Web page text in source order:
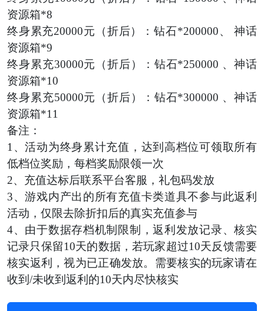
资源箱*8
终身累充20000元（折后）：钻石*200000、 神话
资源箱*9
终身累充30000元（折后）：钻石*250000 、神话
资源箱*10
终身累充50000元（折后）：钻石*300000 、神话
资源箱*11
备注：
1、活动为终身累计充值，达到高档位可领取所有
低档位奖励，每档奖励限领一次
2、充值达标后联系平台客服 ， 礼包码发放
3、游戏内产出的所有充值卡类道具不参与此返利
活动，仅限去除折扣后的真实充值参与
4、由于数据存档机制限制，返利发放记录、核实
记录只保留10天的数据，若玩家超过10天反馈需要
核实返利，视为已正确发放。需要核实的玩家请在
收到/未收到返利的10天内尽快核实